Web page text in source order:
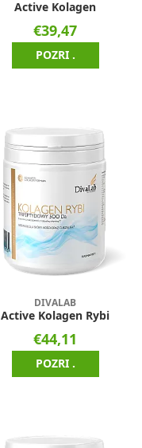
Active Kolagen
€39,47
POZRI .
DIVALAB
Active Kolagen Rybi
€44,11
POZRI .